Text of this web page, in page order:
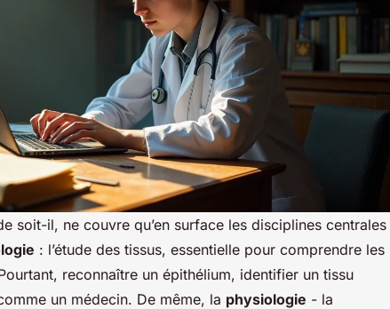
soit-il, ne couvre qu’en surface les disciplines centrales
: l’étude des tissus, essentielle pour comprendre les
reconnaître un épithélium, identifier un tissu
un médecin. De même, la physiologie - la